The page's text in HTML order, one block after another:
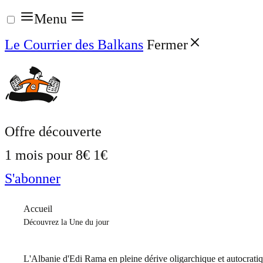
Aller
au
contenu
Menu
Le Courrier des Balkans Fermer
Offre découverte
1 mois pour 8€ 1€
S'abonner
Accueil
Découvrez la Une du jour
L'Albanie d'Edi Rama en pleine dérive oligarchique et